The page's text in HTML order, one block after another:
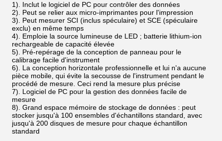
1). Inclut le logiciel de PC pour contrôler des données
2). Peut se relier aux micro-imprimantes pour l'impression
3). Peut mesurer SCI (inclus spéculaire) et SCE (spéculaire
exclu) en même temps
4). Emploie la source lumineuse de LED ; batterie lithium-ion
rechargeable de capacité élevée
5). Pré-repérage de la conception de panneau pour le
calibrage facile d'instrument
6). La conception horizontale professionnelle et lui n'a aucune
pièce mobile, qui évite la secousse de l'instrument pendant le
procédé de mesure. Ceci rend la mesure plus précise
7). Logiciel de PC pour la gestion des données facile de
mesure
8). Grand espace mémoire de stockage de données : peut
stocker jusqu'à 100 ensembles d'échantillons standard, avec
jusqu'à 200 disques de mesure pour chaque échantillon
standard